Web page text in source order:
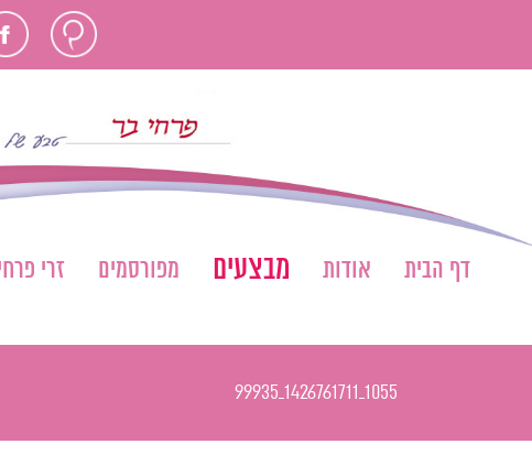
חוות
דעת
דף הבית אודות מבצעים מפורסמים זרי
1055_1426761711_99935